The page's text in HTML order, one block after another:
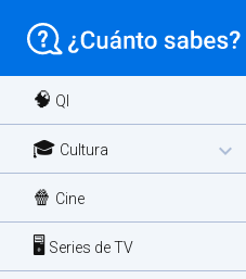
🧠 QI
🎓 Cultura expand_more
🍿 Cine
🖥️ Series de TV